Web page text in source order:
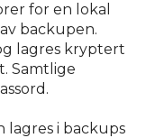
for en lokal
backupen.
lagres kryptert
Samtlige
lagres i backups